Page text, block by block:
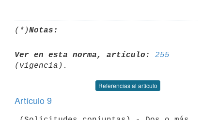
(*)Notas:
Ver en esta norma, artículo:
255
Referencias al artículo
Artículo 9